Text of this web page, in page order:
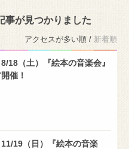
事が見つかりました
アクセスが多い順 / 新着順
18（土）『絵本の音楽会』
催！
11/19（日）『絵本の音楽